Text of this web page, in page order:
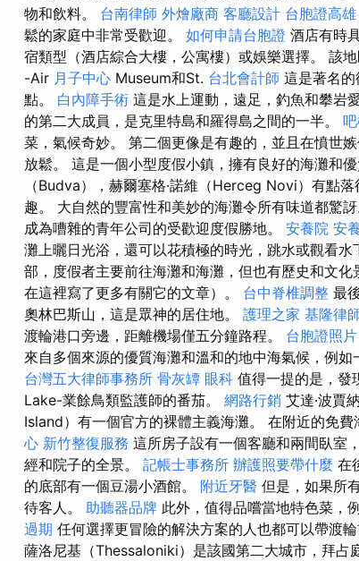
物和飲料。 台南律師 外燴廠商 客廳設計 台胞證高雄
鬆的家庭中非常受歡迎。 如何申請台胞證 酒店有時
宿類型（酒店綜合大樓，公寓樓）或娛樂選擇。 該
-Air 月子中心 Museum和St. 台北會計師 這是著名
點。 白內障手術 這是水上運動，遠足，釣魚和攀岩
的第二大成員，是克里特島和羅得島之間的一半。
菜，氣候奇妙。 第二個更像是有趣的，並且在憤世
放鬆。 這是一個小型度假小鎮，擁有良好的海灘和
（Budva），赫爾塞格·諾維（Herceg Novi）有點
趣。 大自然的豐富性和美妙的海灘令所有味道都驚
成為嘈雜的青年公司的受歡迎度假勝地。 安養院 安
灘上曬日光浴，還可以花積極的時光，跳水或觀看水
部，度假者主要前往海灘和海灘，但也有歷史和文
在這裡寫了更多有關它的文章）。 台中脊椎調整 最
奧林巴斯山，這是眾神的居住地。 護理之家 基隆律
渡輪港口旁邊，距離機場僅五分鐘路程。 台胞證照片
來自多個來源的優質海灘和溫和的地中海氣候，例
台灣五大律師事務所 骨灰罈 眼科 值得一提的是，發
Lake-業餘鳥類監護師的番茄。 網路行銷 艾達·波賈
Island）有一個官方的裸體主義海灘。 在附近的免
心 新竹整復服務 這所房子設有一個客廳和兩間臥室
經和院子的全景。 記帳士事務所 辦護照要帶什麼 在
的底部有一個豆湯小酒館。 附近牙醫 但是，如果所
待客人。 助聽器品牌 此外，值得品嚐當地特色菜，
過期 任何選擇更冒險的解決方案的人也都可以帶渡
薩洛尼基（Thessaloniki）是該國第二大城市，拜占